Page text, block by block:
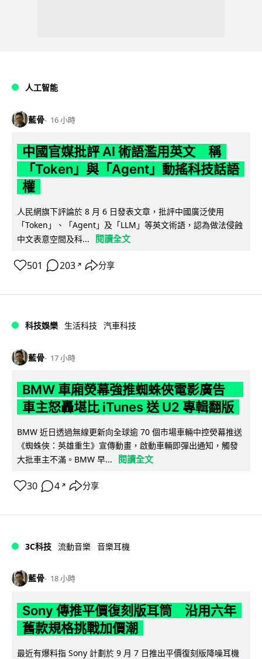
人工智能
藍骨 16 小時
中國官媒批評 AI 術語濫用英文 稱
「Token」與「Agent」動搖科技話語
權
人民網旗下評論於 8 月 6 日發表文章，批評中國廣泛使用
「Token」、「Agent」及「LLM」等英文術語，認為做法侵蝕
中文表意空間及科...
閱讀全文
501 203 ↗ 分享
科技娛樂 生活科技 汽車科技
藍骨 17 小時
BMW 車廂熒幕強推蜘蛛俠電影廣告
車主怒轟堪比 iTunes 送 U2 專輯翻版
BMW 近日透過無線更新向全球逾 70 個市場車輛中控熒幕推送
《蜘蛛俠：英雄重生》宣傳動畫，啟動車輛即彈出通知，觸發
大批車主不滿。BMW 早...
閱讀全文
30 4 ↗ 分享
3C科技 流動音樂 音樂耳機
藍骨 18 小時
Sony 傳推平價復刻版耳筒 沿用六年
舊款規格挑戰加價潮
最近有爆料指 Sony 計劃於 9 月 7 日推出平價復刻版降噪耳機